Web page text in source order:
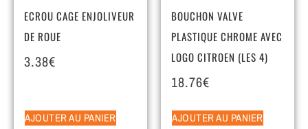
ECROU CAGE ENJOLIVEUR
DE ROUE
3.38€
AJOUTER AU PANIER
BOUCHON VALVE
PLASTIQUE CHROME AVEC
LOGO CITROEN (LES 4)
18.76€
AJOUTER AU PANIER